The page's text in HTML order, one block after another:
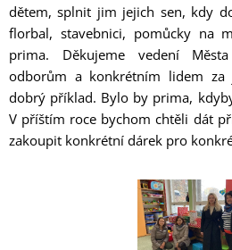
dětem, splnit jim jejich sen, kdy
florbal, stavebnici, pomůcky na
prima. Děkujeme vedení
odborům a konkrétním lidem za
dobrý příklad. Bylo by prima,
V příštím roce bychom chtěli dát
zakoupit konkrétní dárek pro